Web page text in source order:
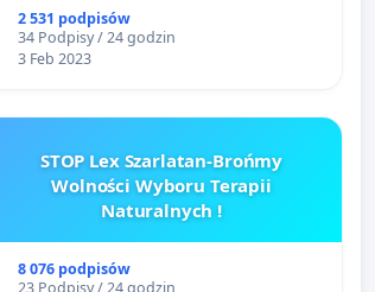
2 531 podpisów
34 Podpisy / 24 godzin
3 Feb 2023
STOP Lex Szarlatan-Brońmy
Wolności Wyboru Terapii
Naturalnych !
8 076 podpisów
23 Podpisy / 24 godzin